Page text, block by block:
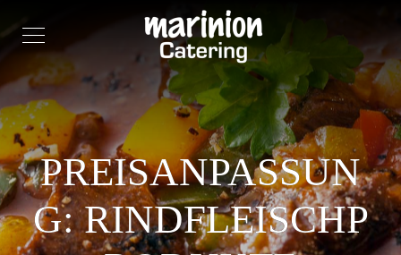
PREISANPASSUN
G: RINDFLEISCHP